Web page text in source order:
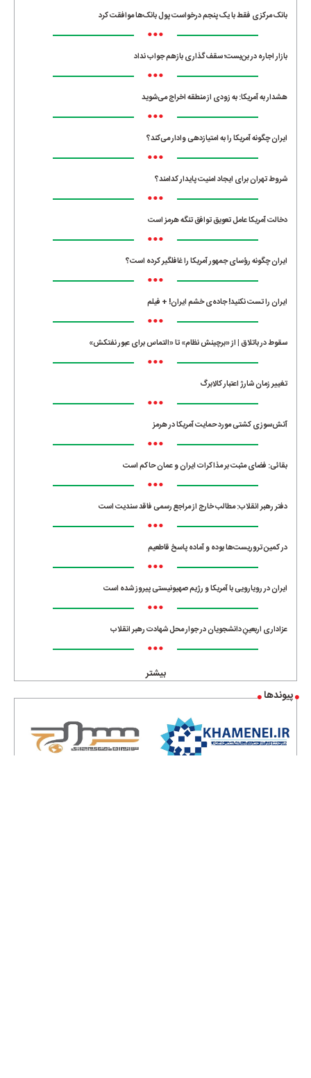
بانک مرکزی فقط با یک‌ پنجم درخواست پول بانک‌ها موافقت کرد
•••
بازار اجاره در بن‌بست؛ سقف‌گذاری بازهم جواب نداد
•••
هشدار به آمریکا: به زودی از منطقه اخراج می‌شوید
•••
ایران چگونه آمریکا را به امتیازدهی وادار می‌کند؟
•••
شروط تهران برای ایجاد امنیت پایدار کدامند؟
•••
دخالت آمریکا عامل تعویق توافق تنگه هرمز است
•••
ایران چگونه رؤسای جمهور آمریکا را غافلگیر کرده است؟
•••
ایران را تست نکنید! جاده‌ی خشم ایران! + فیلم
•••
سقوط در باتلاق | از «برچینش نظام» تا «التماس برای عبور نفتکش»
•••
تغییر زمان شارژ اعتبار کالابرگ
•••
آتش‌سوزی کشتی مورد حمایت آمریکا در هرمز
•••
بقائی: فضای مثبت بر مذاکرات ایران و عمان حاکم است
•••
دفتر رهبر انقلاب: مطالب خارج از مراجع رسمی فاقد سندیت است
•••
در کمین تروریست‌ها بوده و آماده پاسخ قاطعیم
•••
ایران در رویارویی با آمریکا و رژیم صهیونیستی پیروز شده است
•••
عزاداری اربعینِ دانشجویان در جوار محل شهادت رهبر انقلاب
•••
بیشتر
پیوندها